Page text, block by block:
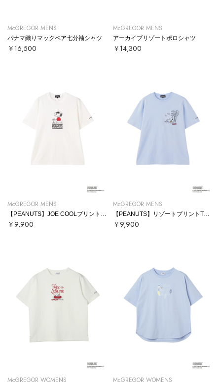
McGREGOR MENS
パナマ織りマックベア七分袖シャツ
￥16,500
McGREGOR MENS
アーカイブリゾートポロシャツ
￥14,300
McGREGOR MENS
￥9,900
McGREGOR MENS
￥9,900
McGREGOR WOMENS McGREGOR WOMENS